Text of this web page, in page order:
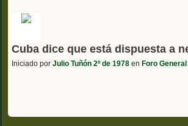
Cuba dice que está dispuesta a
Iniciado por Julio Tuñón 2º de 1978 en Foro General